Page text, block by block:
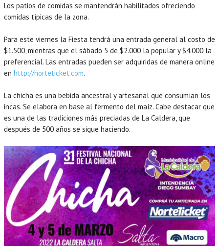
Los patios de comidas se mantendrán habilitados ofreciendo
comidas típicas de la zona.
Para este viernes la Fiesta tendrá una entrada general al costo de
$1.500, mientras que el sábado 5 de $2.000 la popular y $4.000 la
preferencial. Las entradas pueden ser adquiridas de manera online
en http://norteticket.com.
La chicha es una bebida ancestral y artesanal que consumían los
incas. Se elabora en base al fermento del maíz. Cabe destacar que
es una de las tradiciones más preciadas de La Caldera, que
después de 500 años se sigue haciendo.